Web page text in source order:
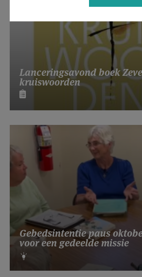
Lanceringsavond boek
kruiswoorden
Gebedsintentie paus
voor een gedeelde missie